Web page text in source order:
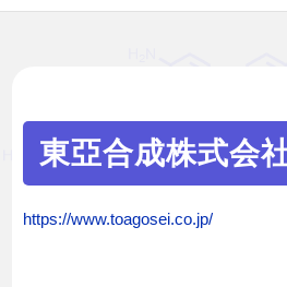
東亞合成株式会
https://www.toagosei.co.jp/